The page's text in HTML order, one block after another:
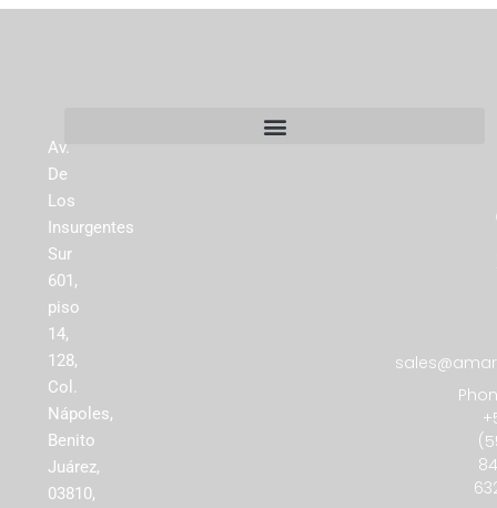
Av.
De
Los
Insurgentes
Sur
601,
piso
14,
128,
Col.
Nápoles,
Benito
Juárez,
03810,